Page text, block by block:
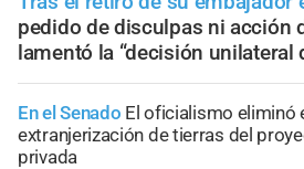
pedido de disculpas ni acción
lamentó la “decisión unilateral
En el Senado El oficialismo eliminó
extranjerización de tierras del
privada